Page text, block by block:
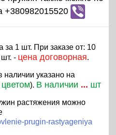
+380982015520
за 1 шт. При заказе от: 10
- цена договорная.
наличии указано на
). В наличии ... шт
растяжения можно
prugin-rastyageniya